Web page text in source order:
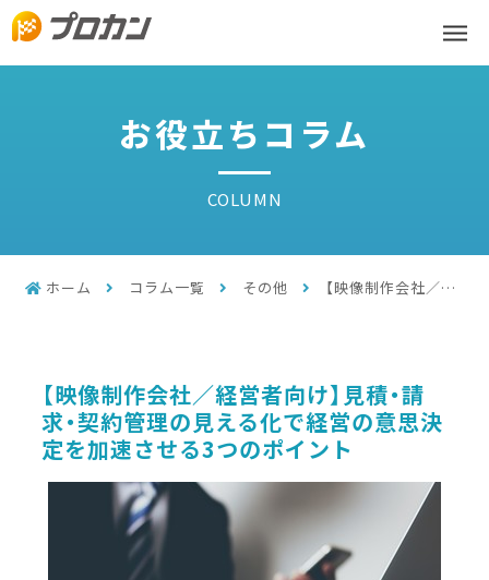
お役立ちコラム
COLUMN
ホーム コラム一覧 その他 【映像制作会社／経営者向け】見積・請求・契約管理の見える化で経営の意思決定を加速させる3つのポイント
【映像制作会社／経営者向け】見積・請
求・契約管理の見える化で経営の意思決
定を加速させる3つのポイント